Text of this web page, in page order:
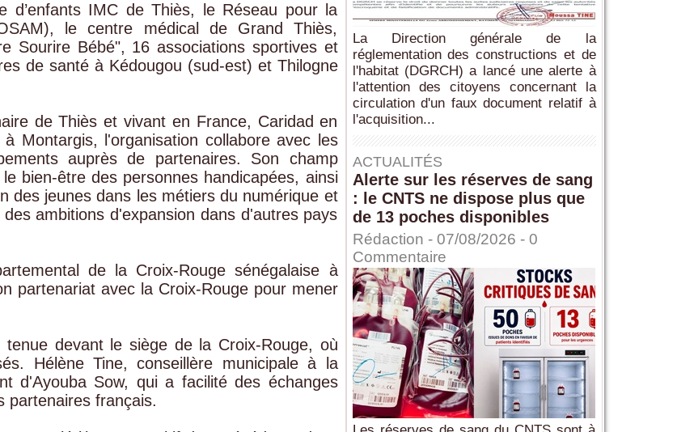
d’enfants IMC de Thiès, le Réseau pour la
le centre médical de Grand Thiès,
Sourire Bébé", 16 associations sportives et
de santé à Kédougou (sud-est) et Thilogne
de Thiès et vivant en France, Caridad en
Montargis, l'organisation collabore avec les
auprès de partenaires. Son champ
bien-être des personnes handicapées, ainsi
des jeunes dans les métiers du numérique et
ambitions d'expansion dans d'autres pays
de la Croix-Rouge sénégalaise à
partenariat avec la Croix-Rouge pour mener
devant le siège de la Croix-Rouge, où
Hélène Tine, conseillère municipale à la
d'Ayouba Sow, qui a facilité des échanges
partenaires français.
La Direction générale de la
réglementation des constructions et de
l'habitat (DGRCH) a lancé une alerte à
l'attention des citoyens concernant la
circulation d'un faux document relatif à
l'acquisition...
ACTUALITÉS
Alerte sur les réserves de sang
: le CNTS ne dispose plus que
de 13 poches disponibles
Rédaction - 07/08/2026 - 0
Commentaire